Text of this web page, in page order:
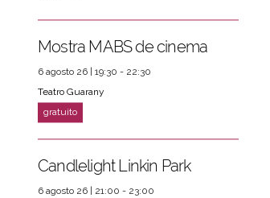
PRÓXIMOS EVENTOS
Mostra MABS de cinema
6 agosto 26 | 19:30 - 22:30
Teatro Guarany
Candlelight Linkin Park
6 agosto 26 | 21:00 - 23:00